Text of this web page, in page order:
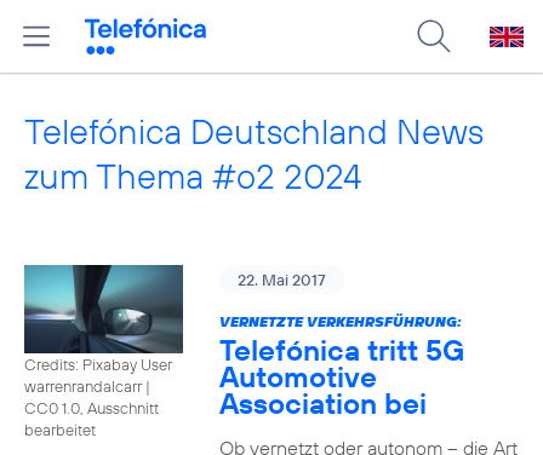
Telefónica Deutschland News
zum Thema #o2 2024
Credits: Pixabay User
warrenrandalcarr|
CC0 1.0, Ausschnitt
bearbeitet
22. Mai 2017
VERNETZTE VERKEHRSFÜHRUNG:
Telefónica tritt 5G
Automotive
Association bei
Ob vernetzt oder autonom – die Art